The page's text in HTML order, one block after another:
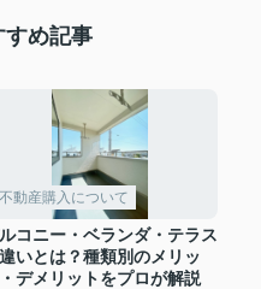
すめ記事
不動産購入について
コニー・ベランダ・テラス
いとは？種類別のメリッ
・デメリットをプロが解説